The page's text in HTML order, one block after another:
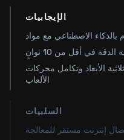
الإيجابيات
في أقل من 10 ثوانٍ
الأبعاد وتكامل محركات
الألعاب
السلبيات
إنترنت مستقر للمعالجة